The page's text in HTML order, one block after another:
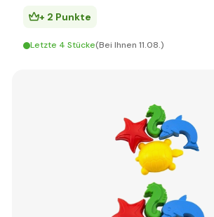
+ 2 Punkte
Letzte 4 Stücke(Bei Ihnen 11.08.)